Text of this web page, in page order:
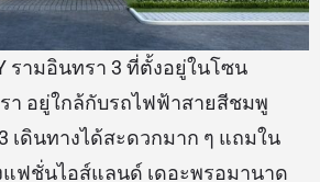
รามอินทรา 3 ที่ตั้งอยู่ในโซน
า อยู่ใกล้กับรถไฟฟ้าสายสีชมพู
เดินทางได้สะดวกมาก ๆ แถมใน
ฟชั่นไอส์แลนด์ เดอะพรอมานาด